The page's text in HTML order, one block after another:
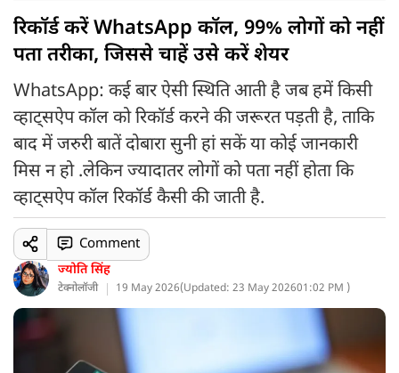
रिकॉर्ड करें WhatsApp कॉल, 99% लोगों को नहीं
पता तरीका, जिससे चाहें उसे करें शेयर
WhatsApp: कई बार ऐसी स्थिति आती है जब हमें किसी
व्हाट्सऐप कॉल को रिकॉर्ड करने की जरूरत पड़ती है, ताकि
बाद में जरुरी बातें दोबारा सुनी हां सकें या कोई जानकारी
मिस न हो .लेकिन ज्यादातर लोगों को पता नहीं होता कि
व्हाट्सऐप कॉल रिकॉर्ड कैसी की जाती है.
ज्योति सिंह
टेक्नोलॉजी 19 May 2026(Updated: 23 May 202601:02 PM )
Comment